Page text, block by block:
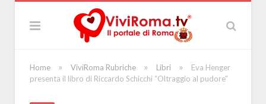
Home » ViviRoma Rubriche » Libri »
Eva Henger
presenta il libro di Riccardo Schicchi “Oltraggio al pudore”